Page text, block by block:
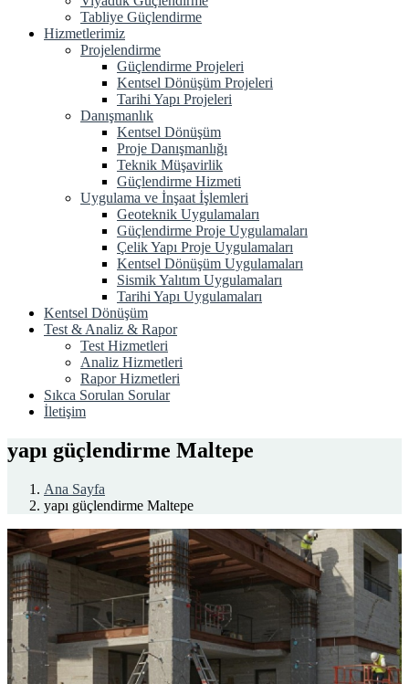
Tabliye Güçlendirme
Hizmetlerimiz
Projelendirme
Güçlendirme Projeleri
Kentsel Dönüşüm Projeleri
Tarihi Yapı Projeleri
Danışmanlık
Kentsel Dönüşüm
Proje Danışmanlığı
Teknik Müşavirlik
Güçlendirme Hizmeti
Uygulama ve İnşaat İşlemleri
Geoteknik Uygulamaları
Güçlendirme Proje Uygulamaları
Çelik Yapı Proje Uygulamaları
Kentsel Dönüşüm Uygulamaları
Sismik Yalıtım Uygulamaları
Tarihi Yapı Uygulamaları
Kentsel Dönüşüm
Test & Analiz & Rapor
Test Hizmetleri
Analiz Hizmetleri
Rapor Hizmetleri
Sıkca Sorulan Sorular
İletişim
yapı güçlendirme Maltepe
Ana Sayfa
yapı güçlendirme Maltepe